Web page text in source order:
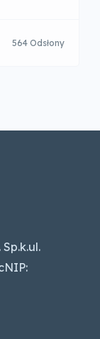
564 Odsłony